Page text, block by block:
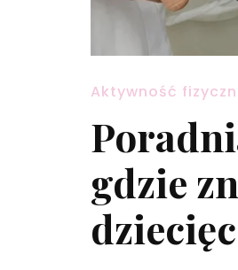
Aktywność
gdzie